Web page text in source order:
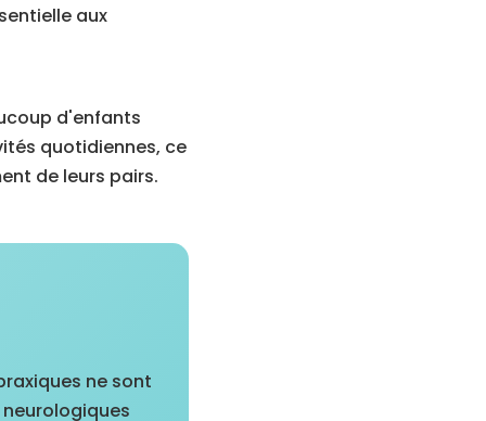
aux
d'enfants
quotidiennes, ce
de leurs pairs.
ne sont